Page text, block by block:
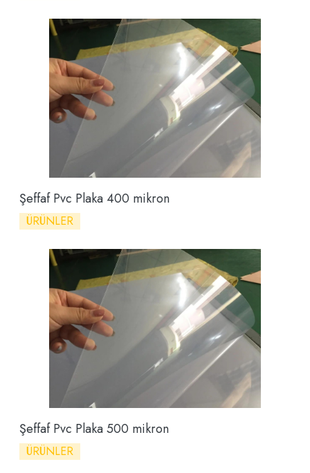
Şeffaf Pvc Plaka 400 mikron
ÜRÜNLER
Şeffaf Pvc Plaka 500 mikron
ÜRÜNLER